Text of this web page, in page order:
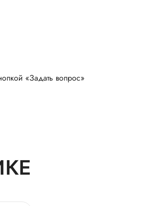
«Задать вопрос»